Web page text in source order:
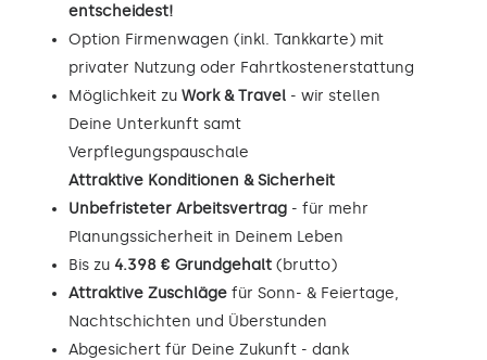
entscheidest!
Option Firmenwagen (inkl. Tankkarte) mit
privater Nutzung oder Fahrtkostenerstattung
Möglichkeit zu Work & Travel - wir stellen
Deine Unterkunft samt
Verpflegungspauschale
Attraktive Konditionen & Sicherheit
Unbefristeter Arbeitsvertrag - für mehr
Planungssicherheit in Deinem Leben
Bis zu 4.398 € Grundgehalt (brutto)
Attraktive Zuschläge für Sonn- & Feiertage,
Nachtschichten und Überstunden
Abgesichert für Deine Zukunft - dank